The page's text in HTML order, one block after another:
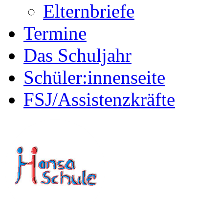
Elternbriefe
Termine
Das Schuljahr
Schüler:innenseite
FSJ/Assistenzkräfte